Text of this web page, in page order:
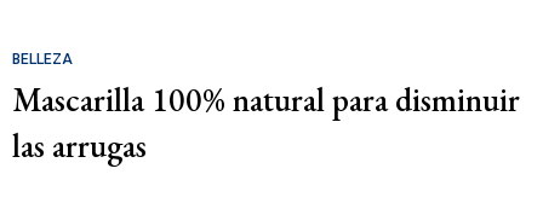
BELLEZA
Mascarilla 100% natural para disminuir
las arrugas